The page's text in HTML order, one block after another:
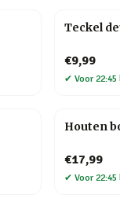
Teckel
€9,99
✔ Voor
Houten
€17,99
✔ Voor